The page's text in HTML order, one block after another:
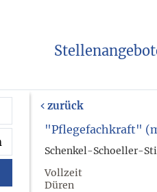
zurück
"Pflegefachkraft"
Schenkel-Schoeller-
Vollzeit
Düren